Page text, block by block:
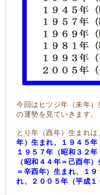
今回はヒツジ年（未年）
の運勢を見ていきます。
とり年（酉年）生まれは
年）生まれ、１９４５年
１９５７年（昭和３２
（昭和４４年＝己酉年
＝辛酉年）生まれ、１
れ、２００５年（平成